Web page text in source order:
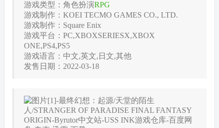
游戏类型：角色扮演RPG
游戏制作：KOEI TECMO GAMES CO., LTD.
游戏制作：Square Enix
游戏平台：PC,XBOXSERIESX,XBOX
ONE,PS4,PS5
游戏语言：中文,英文,日文,其他
发售日期：2022-03-18